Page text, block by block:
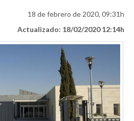
18 de febrero de 2020, 09:31h
Actualizado: 18/02/2020 12:14h